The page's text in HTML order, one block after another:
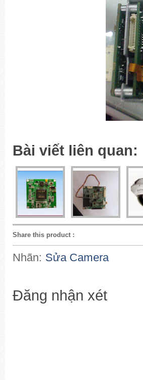
Bài viết liên quan:
Share this product :
Nhãn: Sửa Camera
Đăng nhận xét